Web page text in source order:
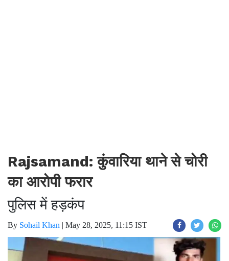
Rajsamand: कुंवारिया थाने से चोरी
का आरोपी फरार
पुलिस में हड़कंप
By Sohail Khan | May 28, 2025, 11:15 IST